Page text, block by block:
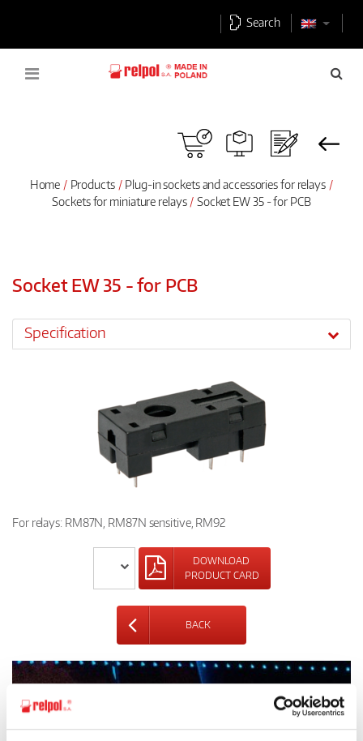
Search
Home Products
Plug-in sockets and accessories for relays
Sockets for miniature relays
Socket EW 35 - for PCB
Socket EW 35 - for PCB
Specification
For relays: RM87N, RM87N sensitive, RM92
DOWNLOAD
PRODUCT CARD
BACK
Ask for the details of the offer